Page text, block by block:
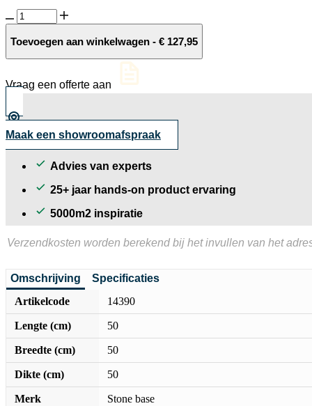
Supreme
Slate
bloembak
aantal
Toevoegen aan winkelwagen - € 127,95
Vraag een offerte aan
Maak een showroomafspraak
Advies van experts
25+ jaar hands-on product ervaring
5000m2 inspiratie
Verzendkosten worden berekend bij het invullen van het
Omschrijving
Specificaties
Artikelcode
14390
Lengte (cm) 50
Breedte (cm) 50
Dikte (cm) 50
Merk Stone base